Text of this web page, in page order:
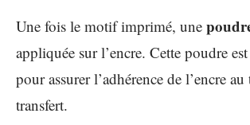
Une fois le motif imprimé, une
appliquée sur l’encre. Cette poudre
pour assurer l’adhérence de l’encre
transfert.